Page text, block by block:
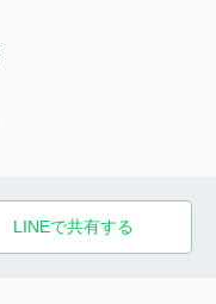
LINEで共有する